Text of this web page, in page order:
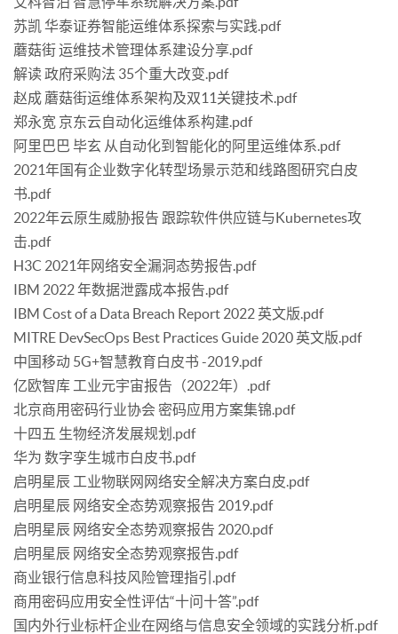
苏凯 华泰证券智能运维体系探索与实践.pdf
蘑菇街 运维技术管理体系建设分享.pdf
解读 政府采购法 35个重大改变.pdf
赵成 蘑菇街运维体系架构及双11关键技术.pdf
郑永宽 京东云自动化运维体系构建.pdf
阿里巴巴 毕玄 从自动化到智能化的阿里运维体系.pdf
2021年国有企业数字化转型场景示范和线路图研究白皮
书.pdf
2022年云原生威胁报告 跟踪软件供应链与Kubernetes攻
击.pdf
H3C 2021年网络安全漏洞态势报告.pdf
IBM 2022 年数据泄露成本报告.pdf
IBM Cost of a Data Breach Report 2022 英文版.pdf
MITRE DevSecOps Best Practices Guide 2020 英文版.pdf
中国移动 5G+智慧教育白皮书 -2019.pdf
亿欧智库 工业元宇宙报告（2022年）.pdf
北京商用密码行业协会 密码应用方案集锦.pdf
十四五 生物经济发展规划.pdf
华为 数字孪生城市白皮书.pdf
启明星辰 工业物联网网络安全解决方案白皮.pdf
启明星辰 网络安全态势观察报告 2019.pdf
启明星辰 网络安全态势观察报告 2020.pdf
启明星辰 网络安全态势观察报告.pdf
商业银行信息科技风险管理指引.pdf
商用密码应用安全性评估“十问十答”.pdf
国内外行业标杆企业在网络与信息安全领域的实践分析.pdf